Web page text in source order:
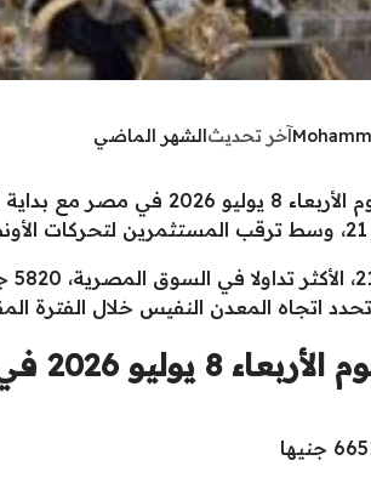
آخر تحديثالشهر الماضي
استقرت أسعار الذهب اليوم
اتجاه المعدن النفيس خلال الفترة
في مصر (سعر البيع)